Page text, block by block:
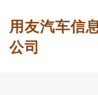
用友汽车信
公司